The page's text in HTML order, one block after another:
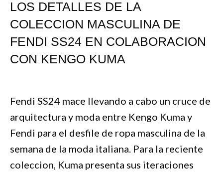
LOS DETALLES DE LA
COLECCION MASCULINA DE
FENDI SS24 EN COLABORACION
CON KENGO KUMA
Fendi SS24 mace llevando a cabo un cruce de
arquitectura y moda entre Kengo Kuma y
Fendi para el desfile de ropa masculina de la
semana de la moda italiana. Para la reciente
coleccion, Kuma presenta sus iteraciones